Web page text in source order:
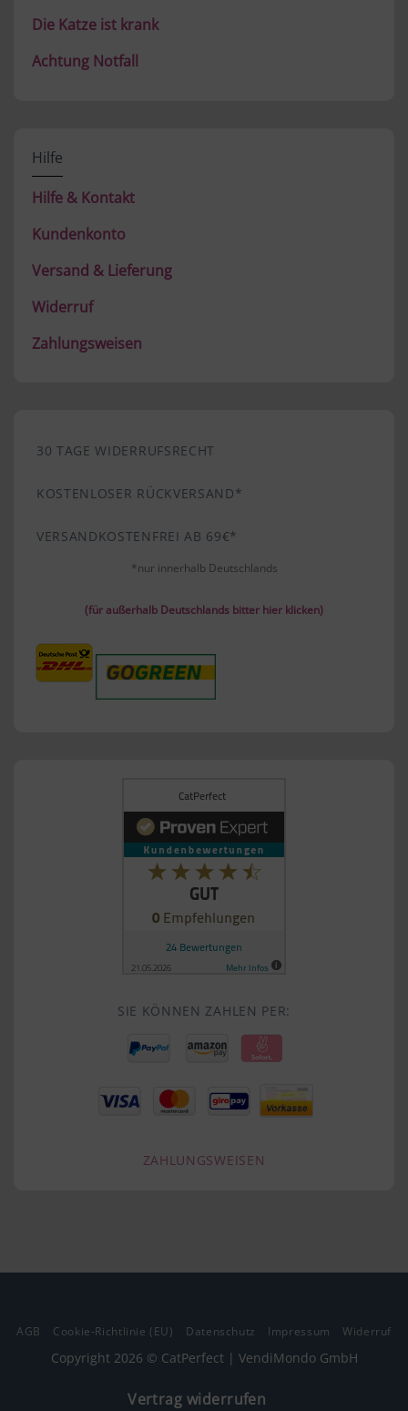
Die Katze ist krank
Achtung Notfall
Hilfe
Hilfe & Kontakt
Kundenkonto
Versand & Lieferung
Widerruf
Zahlungsweisen
30 TAGE WIDERRUFSRECHT
KOSTENLOSER RÜCKVERSAND*
VERSANDKOSTENFREI AB 69€*
*nur innerhalb Deutschlands
(für außerhalb Deutschlands bitter hier klicken)
SIE KÖNNEN ZAHLEN PER:
ZAHLUNGSWEISEN
AGB Cookie-Richtlinie (EU) Datenschutz Impressum Widerruf
Copyright 2026 © CatPerfect | VendiMondo GmbH
Vertrag widerrufen